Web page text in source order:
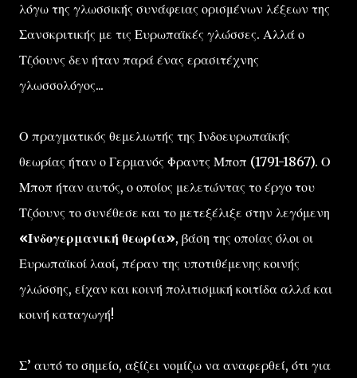
λόγω της γλωσσικής συνάφειας ορισμένων λέξεων της
Σανσκριτικής με τις Ευρωπαϊκές γλώσσες. Αλλά ο
Τζόουνς δεν ήταν παρά ένας ερασιτέχνης
γλωσσολόγος...
Ο πραγματικός θεμελιωτής της Ινδοευρωπαϊκής
θεωρίας ήταν ο Γερμανός Φραντς Μποπ (1791-1867). Ο
Μποπ ήταν αυτός, ο οποίος μελετώντας το έργο του
Τζόουνς το συνέθεσε και το μετεξέλιξε στην λεγόμενη
«Ινδογερμανική θεωρία», βάση της οποίας όλοι οι
Ευρωπαϊκοί λαοί, πέραν της υποτιθέμενης κοινής
γλώσσης, είχαν και κοινή πολιτισμική κοιτίδα αλλά και
κοινή καταγωγή!
Σ’ αυτό το σημείο, αξίζει νομίζω να αναφερθεί, ότι για